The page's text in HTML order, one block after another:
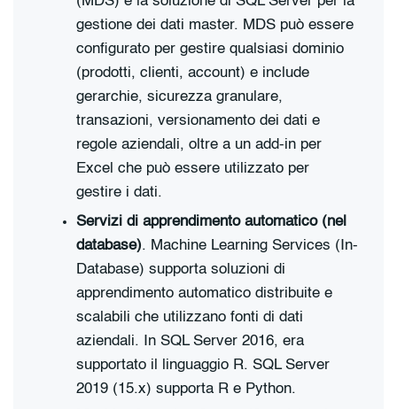
gestione dei dati master. MDS può essere
configurato per gestire qualsiasi dominio
(prodotti, clienti, account) e include
gerarchie, sicurezza granulare,
transazioni, versionamento dei dati e
regole aziendali, oltre a un add-in per
Excel che può essere utilizzato per
gestire i dati.
Servizi di apprendimento automatico (nel
database). Machine Learning Services (In-
Database) supporta soluzioni di
apprendimento automatico distribuite e
scalabili che utilizzano fonti di dati
aziendali. In SQL Server 2016, era
supportato il linguaggio R. SQL Server
2019 (15.x) supporta R e Python.